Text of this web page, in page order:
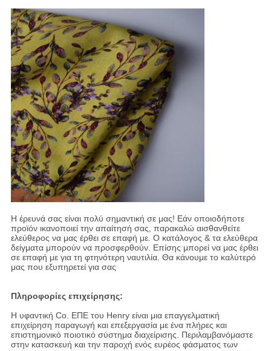
Η έρευνά σας είναι πολύ σημαντική σε μας! Εάν οποιοδήποτε
προϊόν ικανοποιεί την απαίτησή σας, παρακαλώ αισθανθείτε
ελεύθερος να μας έρθει σε επαφή με. Ο κατάλογος & τα ελεύθερα
δείγματα μπορούν να προσφερθούν. Επίσης μπορεί να μας έρθει
σε επαφή με για τη φτηνότερη ναυτιλία. Θα κάνουμε το καλύτερό
μας που εξυπηρετεί για σας
Πληροφορίες επιχείρησης:
Η υφαντική Co. ΕΠΕ του Henry είναι μια επαγγελματική
επιχείρηση παραγωγή και επεξεργασία με ένα πλήρες και
επιστημονικό ποιοτικό σύστημα διαχείρισης. Περιλαμβανόμαστε
στην κατασκευή και την παροχή ενός ευρέος φάσματος των